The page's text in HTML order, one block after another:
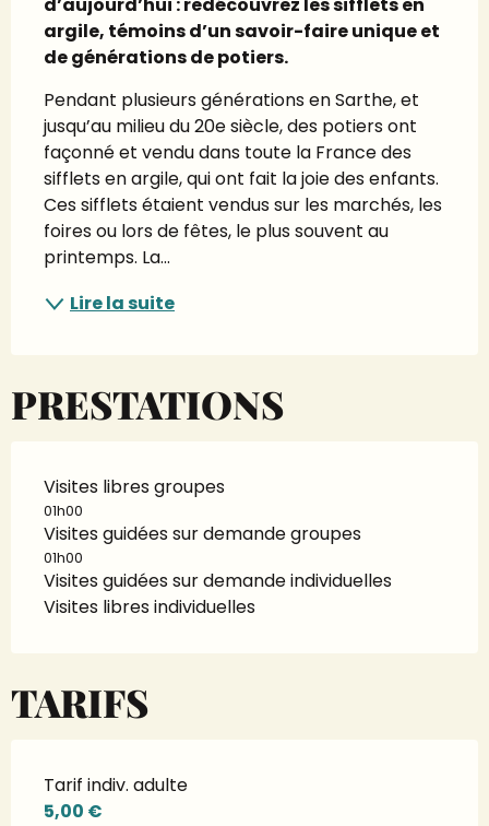
d’aujourd’hui : redécouvrez les sifflets en
argile, témoins d’un savoir-faire unique et
de générations de potiers.
Pendant plusieurs générations en Sarthe, et
jusqu’au milieu du 20e siècle, des potiers ont
façonné et vendu dans toute la France des
sifflets en argile, qui ont fait la joie des enfants.
Ces sifflets étaient vendus sur les marchés, les
foires ou lors de fêtes, le plus souvent au
printemps. La...
Lire la suite
PRESTATIONS
Visites libres groupes
01h00
Visites guidées sur demande groupes
01h00
Visites guidées sur demande individuelles
Visites libres individuelles
TARIFS
Tarif indiv. adulte
5,00 €